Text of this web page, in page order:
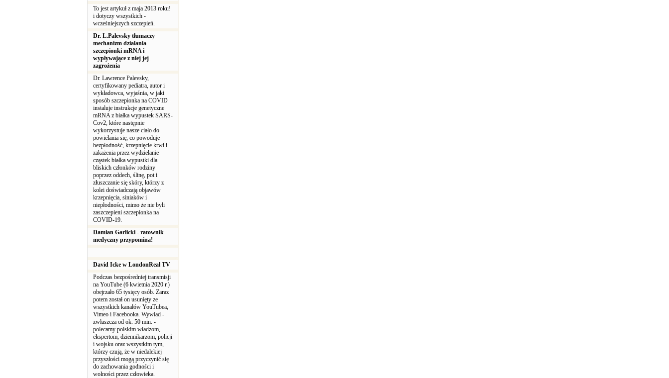
To jest artykuł z maja 2013 roku!
i dotyczy wszystkich -
wcześniejszych szczepień.
Dr. L.Palevsky tłumaczy
mechanizm działania
szczepionki mRNA i
wypływające z niej jej
zagrożenia
Dr. Lawrence Palevsky,
certyfikowany pediatra, autor i
wykładowca, wyjaśnia, w jaki
sposób szczepionka na COVID
instaluje instrukcje genetyczne
mRNA z białka wypustek SARS-
Cov2, które następnie
wykorzystuje nasze ciało do
powielania się, co powoduje
bezpłodność, krzepnięcie krwi i
zakażenia przez wydzielanie
cząstek białka wypustki dla
bliskich członków rodziny
poprzez oddech, ślinę, pot i
złuszczanie się skóry, którzy z
kolei doświadczają objawów
krzepnięcia, siniaków i
niepłodności, mimo że nie byli
zaszczepieni szczepionka na
COVID-19.
Damian Garlicki - ratownik
medyczny przypomina!
David Icke w LondonReal TV
Podczas bezpośredniej transmisji
na YouTube (6 kwietnia 2020 r.)
obejrzało 65 tysięcy osób. Zaraz
potem został on usunięty ze
wszystkich kanałów YouTubea,
Vimeo i Facebooka. Wywiad -
zwłaszcza od ok. 50 min. -
polecamy polskim władzom,
ekspertom, dziennikarzom, policji
i wojsku oraz wszystkim tym,
którzy czują, że w niedalekiej
przyszłości mogą przyczynić się
do zachowania godności i
wolności przez człowieka.